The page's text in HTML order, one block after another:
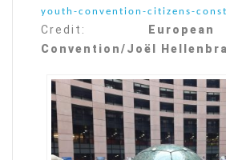
youth-convention-citizens-
Credit:
Convention/Joël